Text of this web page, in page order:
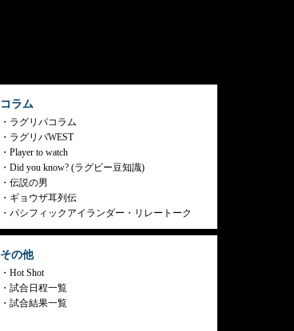
コラム
ラグリパコラム
ラグリパWEST
Player to watch
Did you know? (ラグビー豆知識)
伝説の男
ギョウザ耳列伝
パシフィックアイランダー・リレートーク
その他
Hot Shot
試合日程一覧
試合結果一覧